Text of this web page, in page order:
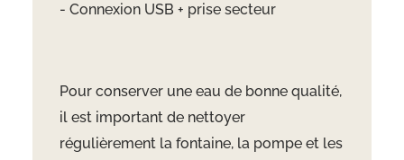
- Connexion USB + prise secteur
Pour conserver une eau de bonne qualité,
il est important de nettoyer
régulièrement la fontaine, la pompe et les